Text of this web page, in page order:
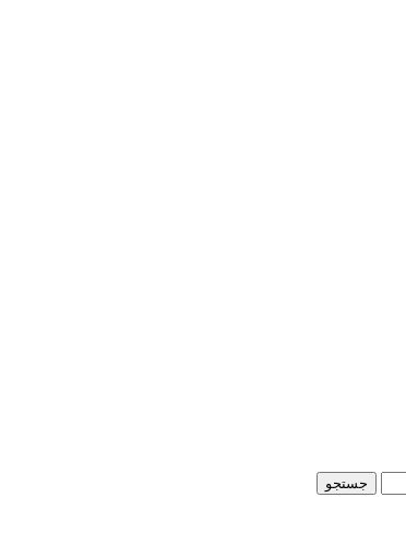
جستجو